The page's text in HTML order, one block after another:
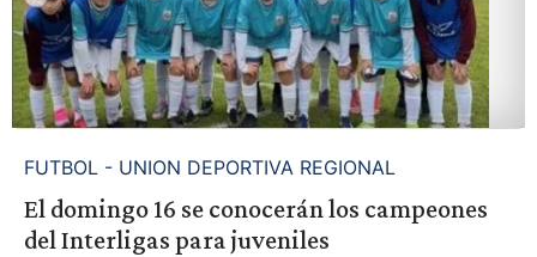
FUTBOL - UNION DEPORTIVA REGIONAL
El domingo 16 se conocerán los campeones
del Interligas para juveniles